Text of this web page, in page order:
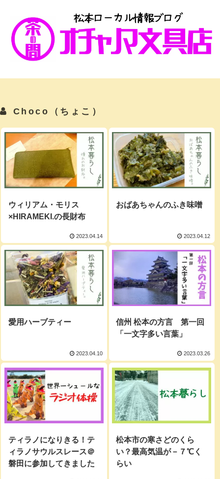
Choco（ちょこ）
ウィリアム・モリス
×HIRAMEKI.の長財布
2023.04.14
おばあちゃんのふき味噌
2023.04.12
愛用ハーブティー
2023.04.10
信州 松本の方言 第一回
「一文字多い言葉」
2023.03.26
ティラノになりきる！テ
ィラノサウルスレース＠
磐田に参加してきました
松本市の寒さどのくら
い？最高気温が－７℃く
らい